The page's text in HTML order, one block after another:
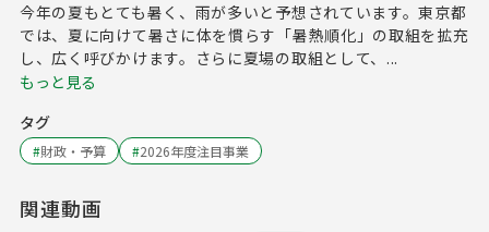
今年の夏もとても暑く、雨が多いと予想されています。東京都
では、夏に向けて暑さに体を慣らす「暑熱順化」の取組を拡充
し、広く呼びかけます。さらに夏場の取組として、...
もっと見る
タグ
#財政・予算 #2026年度注目事業
関連動画